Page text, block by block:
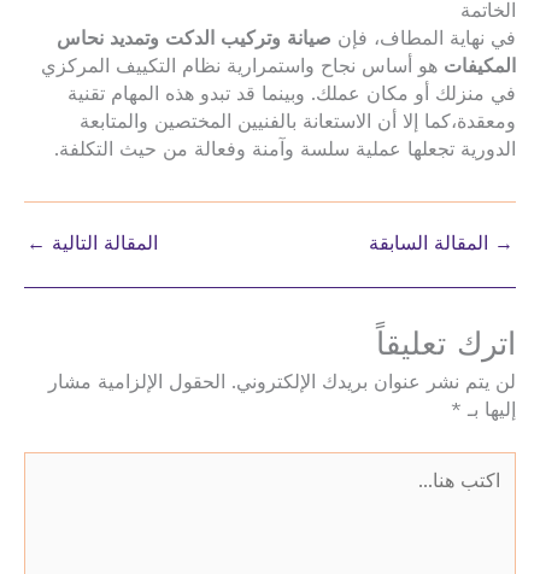
الخاتمة
في نهاية المطاف، فإن صيانة وتركيب الدكت وتمديد نحاس
المكيفات هو أساس نجاح واستمرارية نظام التكييف المركزي
في منزلك أو مكان عملك. وبينما قد تبدو هذه المهام تقنية
ومعقدة،كما إلا أن الاستعانة بالفنيين المختصين والمتابعة
الدورية تجعلها عملية سلسة وآمنة وفعالة من حيث التكلفة.
→ المقالة السابقة المقالة التالية ←
اترك تعليقاً
لن يتم نشر عنوان بريدك الإلكتروني.
الحقول الإلزامية مشار
إليها بـ *
هنا...